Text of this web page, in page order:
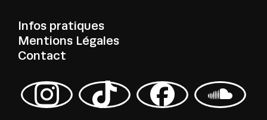
Infos pratiques
Mentions Légales
Contact